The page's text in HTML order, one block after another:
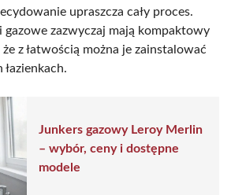
upraszcza cały proces.
gazowe zazwyczaj mają kompaktowy
z łatwością można je zainstalować
Junkers gazowy Leroy Merlin
– wybór, ceny i dostępne
modele